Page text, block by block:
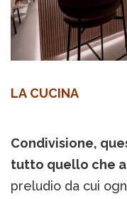
LA CUCINA
Condivisione,
tutto quello che
preludio da cui